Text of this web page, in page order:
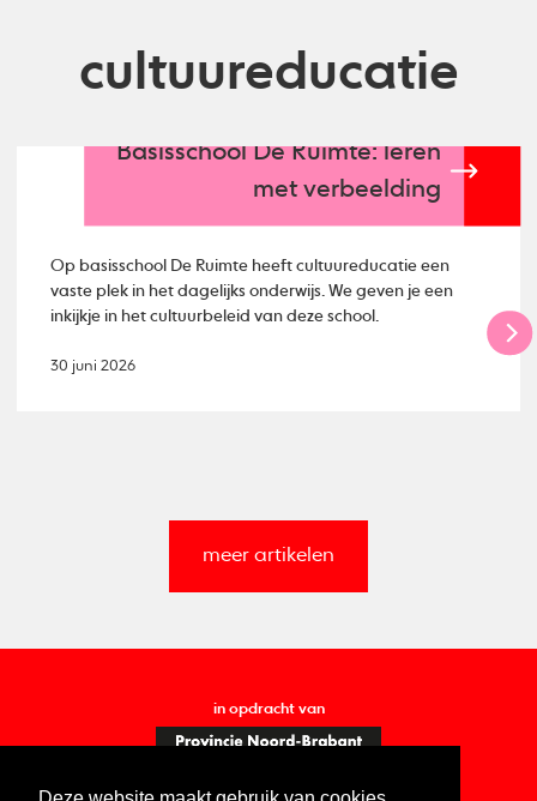
cultuureducatie
Basisschool De Ruimte: leren
met verbeelding
Op basisschool De Ruimte heeft cultuureducatie een
vaste plek in het dagelijks onderwijs. We geven je een
inkijkje in het cultuurbeleid van deze school.
30 juni 2026
meer artikelen
in opdracht van